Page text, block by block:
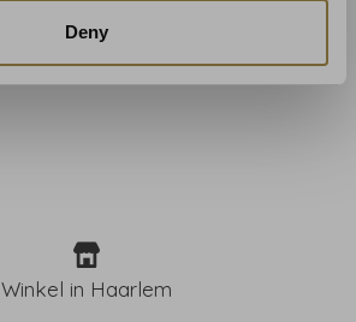
Deny
Winkel in Haarlem